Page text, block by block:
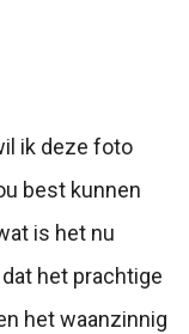
ik deze foto
best kunnen
is het nu
het prachtige
het waanzinnig